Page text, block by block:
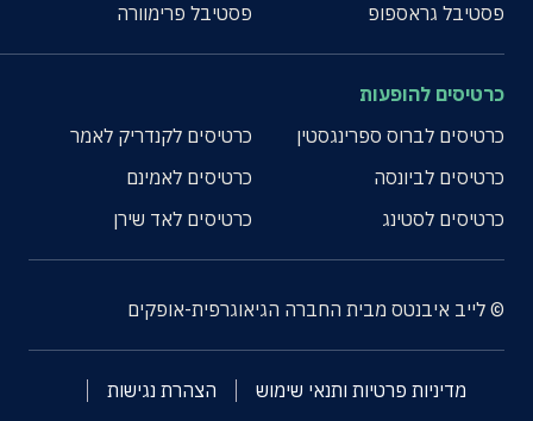
פסטיבל גראספופ
פסטיבל פרימוורה
כרטיסים להופעות
כרטיסים לברוס ספרינגסטין
כרטיסים לקנדריק לאמר
כרטיסים לביונסה
כרטיסים לאמינם
כרטיסים לסטינג
כרטיסים לאד שירן
© לייב איבנטס מבית החברה הגיאוגרפית-אופקים
מדיניות פרטיות ותנאי שימוש
הצהרת נגישות